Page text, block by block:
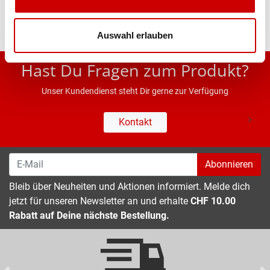
Auswahl erlauben
* UVP des Herstellers; Alle Preisangaben inkl. MwSt.
Hast Du Fragen zum Produkt?
Unser Kundendienst steht Dir gerne zur Verfügung
Kontakt
Abonnieren
Bleib über Neuheiten und Aktionen informiert. Melde dich
jetzt für unseren Newsletter an und erhalte CHF 10.00
Rabatt auf Deine nächste Bestellung.